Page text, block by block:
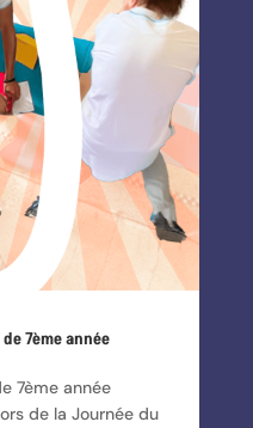
7ème année
7ème année
de la Journée du